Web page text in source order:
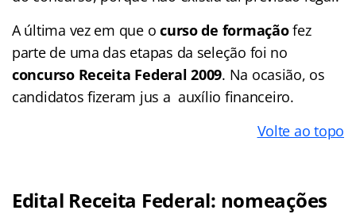
A última vez em que ocurso de formaçãofez
parte de uma das etapas da seleção foi no
concurso Receita Federal 2009. Na ocasião, os
candidatos fizeram jus a auxílio financeiro.
Volte ao topo
Edital Receita Federal: nomeações